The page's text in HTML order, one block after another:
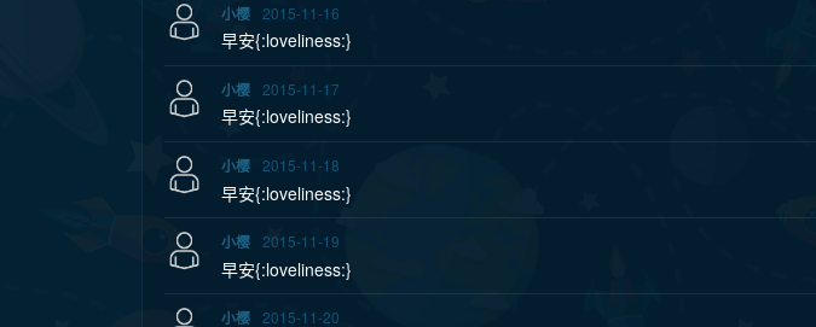
小樱 2015-11-16
早安{:loveliness:}
小樱 2015-11-17
早安{:loveliness:}
小樱 2015-11-18
早安{:loveliness:}
小樱 2015-11-19
早安{:loveliness:}
小樱 2015-11-20